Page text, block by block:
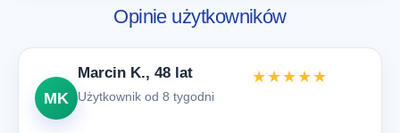
Opinie użytkowników
MK
Marcin K., 48 lat
Użytkownik od 8 tygodni
★★★★★